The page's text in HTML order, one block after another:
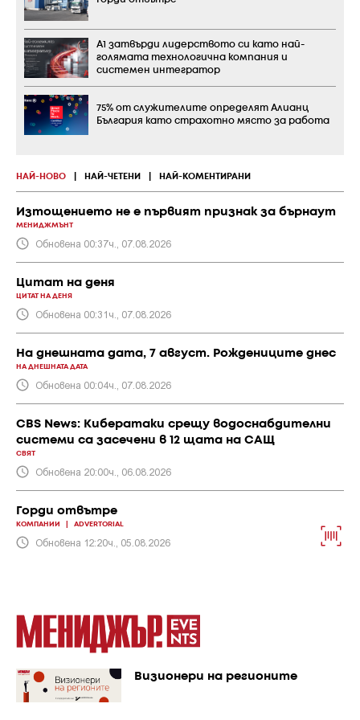
НАЙ-НОВО НАЙ-ЧЕТЕНИ НАЙ-КОМЕНТИРАНИ
Изтощението не е първият признак за бърнаут
МЕНИДЖМЪНТ
Обновена 00:37ч., 07.08.2026
Цитат на деня
ЦИТАТ НА ДЕНЯ
Обновена 00:31ч., 07.08.2026
На днешната дата, 7 август. Рождениците днес
НА ДНЕШНАТА ДАТА
Обновена 00:04ч., 07.08.2026
CBS News: Кибератаки срещу водоснабдителни
системи са засечени в 12 щата на САЩ
СВЯТ
Обновена 20:00ч., 06.08.2026
Горди отвътре
КОМПАНИИ ADVERTORIAL
Обновена 12:20ч., 05.08.2026
А1 затвърди лидерството си като най-
голямата технологична компания и
системен интегратор
75% от служителите определят Алианц
България като страхотно място за работа
Визионери на регионите